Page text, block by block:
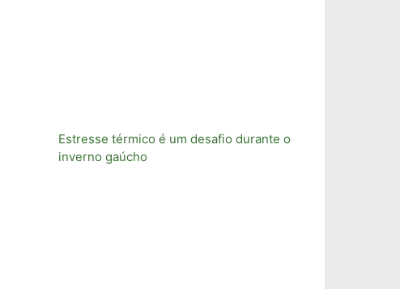
Estresse térmico é um desafio durante o
inverno gaúcho